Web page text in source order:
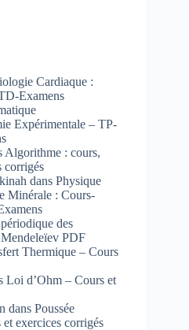
Cardiaque :
Examens
Expérimentale – TP-
Algorithme : cours,
corrigés
dans Physique
Minérale : Cours-
des
PDF
Thermique – Cours
Loi d’Ohm – Cours et
dans Poussée
exercices corrigés